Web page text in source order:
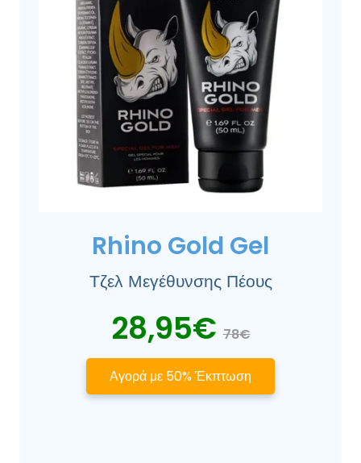
Rhino Gold Gel
Τζελ Μεγέθυνσης Πέους
28,95€ 78€
Αγορά με 50% Έκπτωση